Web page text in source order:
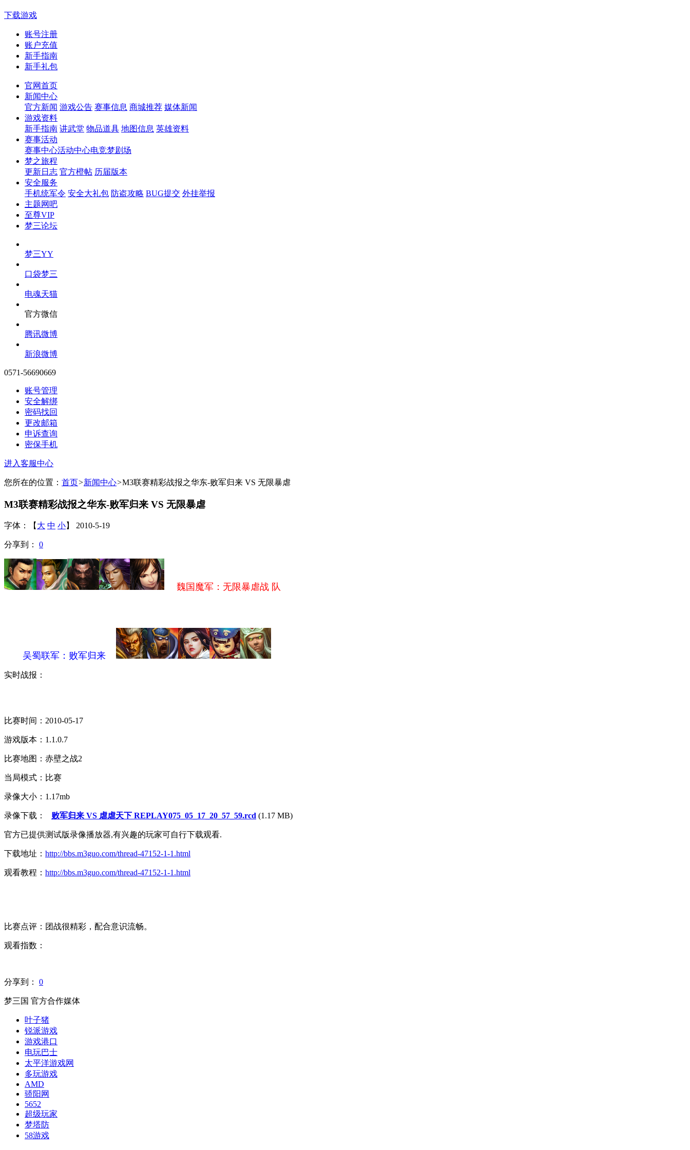
下载游戏
账号注册
账户充值
新手指南
新手礼包
官网首页
新闻中心
官方新闻 游戏公告 赛事信息 商城推荐 媒体新闻
游戏资料
新手指南 讲武堂 物品道具 地图信息 英雄资料
赛事活动
赛事中心活动中心电竞梦剧场
梦之旅程
更新日志 官方橙帖 历届版本
安全服务
手机统军令 安全大礼包 防盗攻略 BUG提交 外挂举报
主题网吧
至尊VIP
梦三论坛
梦三YY
口袋梦三
电魂天猫
官方微信
腾讯微博
新浪微博
0571-56690669
账号管理
安全解绑
密码找回
更改邮箱
申诉查询
密保手机
进入客服中心
您所在的位置： 首页>新闻中心>M3联赛精彩战报之华东-败军归来 VS 无限暴虐
M3联赛精彩战报之华东-败军归来 VS 无限暴虐
字体：【 大 中 小】 2010-5-19
分享到： 0
魏国魔军：无限暴虐战 队
吴蜀联军：败军归来
实时战报：
比赛时间：2010-05-17
游戏版本：1.1.0.7
比赛地图：赤壁之战2
当局模式：比赛
录像大小：1.17mb
录像下载： 败军归来 VS 虐虐天下 REPLAY075_05_17_20_57_59.rcd (1.17 MB)
官方已提供测试版录像播放器,有兴趣的玩家可自行下载观看.
下载地址： http://bbs.m3guo.com/thread-47152-1-1.html
观看教程： http://bbs.m3guo.com/thread-47152-1-1.html
比赛点评：团战很精彩，配合意识流畅。
观看指数：
分享到： 0
梦三国 官方合作媒体
叶子猪
锐派游戏
游戏港口
电玩巴士
太平洋游戏网
多玩游戏
AMD
骄阳网
5652
超级玩家
梦塔防
58游戏